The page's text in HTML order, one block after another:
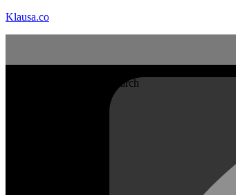
Klausa.co
Search